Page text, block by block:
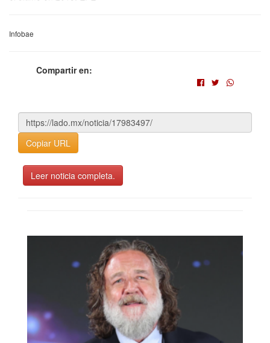
Infobae
Compartir en:
Copiar URL
Leer noticia completa.